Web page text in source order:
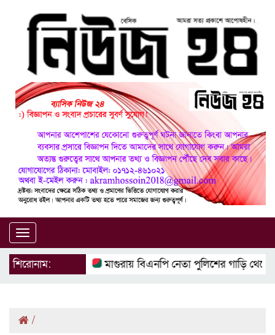
Toggle
navigation
শিরোনাম:
মাগুরায় বিএনপি নেতা পুলিশের গাড়ি থেকে
/